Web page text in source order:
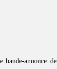
bande-annonce de